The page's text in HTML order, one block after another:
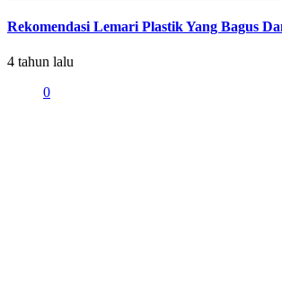
Rekomendasi Lemari Plastik Yang Bagus
4 tahun lalu
0